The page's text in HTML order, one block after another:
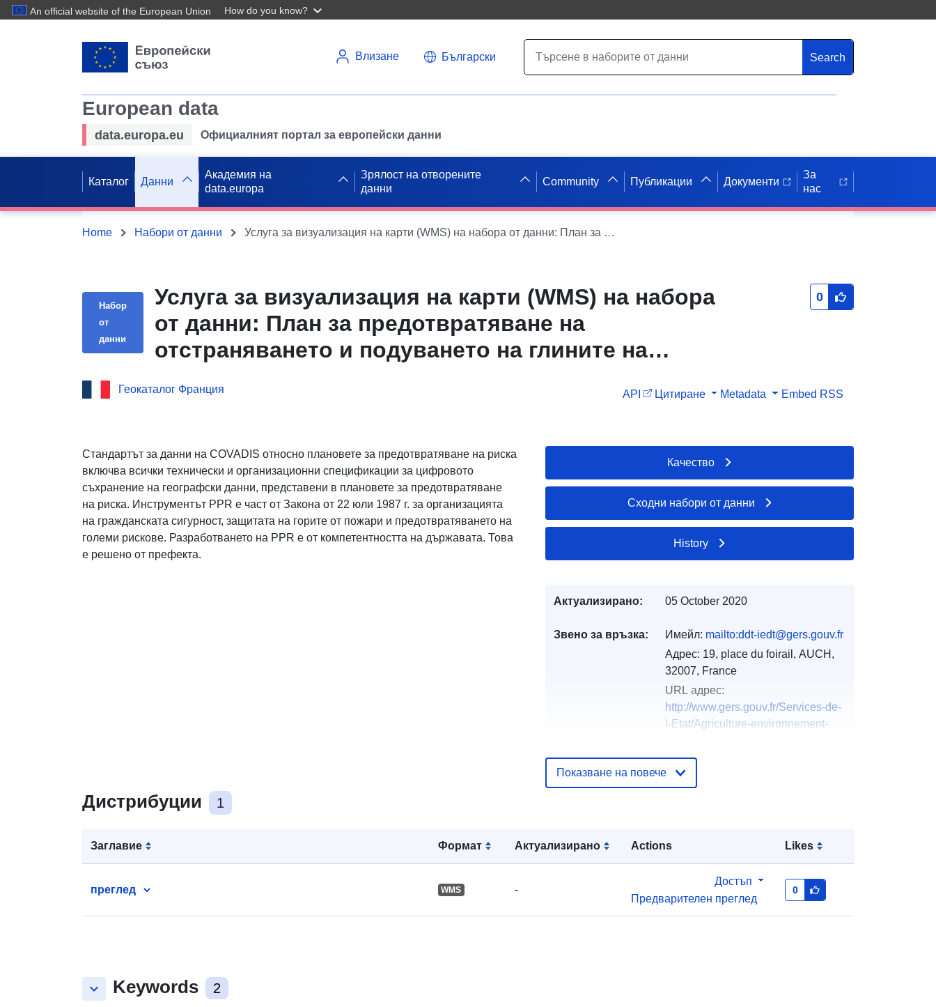
An official website of the European Union How do you know?
Влизане Български Search
European data
data.europa.eu Официалният портал за европейски данни
Каталог Данни
Академия на
data.europa
Зрялост на отворените
данни
Community Публикации Документи
За
нас
Home Набори от данни Услуга за визуализация на карти (WMS) на набора от данни: План за предотвратяване на отстраняването и подуването на глините на община Marestaing (Gers)
Набор
от
данни
Услуга за визуализация на карти (WMS) на набора
от данни: План за предотвратяване на
отстраняването и подуването на глините на
0
Геокаталог Франция API Цитиране Metadata Embed RSS
Стандартът за данни на COVADIS относно плановете за предотвратяване на риска
включва всички технически и организационни спецификации за цифровото
съхранение на географски данни, представени в плановете за предотвратяване
на риска. Инструментът PPR е част от Закона от 22 юли 1987 г. за организацията
на гражданската сигурност, защитата на горите от пожари и предотвратяването на
големи рискове. Разработването на PPR е от компетентността на държавата. Това
е решено от префекта.
Дистрибуции 1
Заглавие Формат Актуализирано Actions Likes
преглед WMS -
Достъп
Предварителен преглед
0
keyboard_arrow_down Keywords 2
Качество
Сходни набори от данни
History
Актуализирано: 05 October 2020
Звено за връзка: Имейл: mailto:ddt-iedt@gers.gouv.fr
Адрес: 19, place du foirail, AUCH,
32007, France
URL адрес:
http://www.gers.gouv.fr/Services-de-
l-Etat/Agriculture-environnement-
Каталожен
Добавено към data.europa.eu:
Идентификатор
http://catalogue.geo-
ide.developpement-
durable.gouv.fr/service/fr-
120066022-wxs-5eb12bdc-91da-
Показване на повече